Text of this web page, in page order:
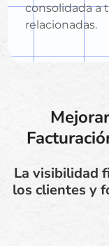
consolidada a
relacionadas.
La visibilidad
los clientes y